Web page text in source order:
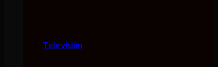
Televisión